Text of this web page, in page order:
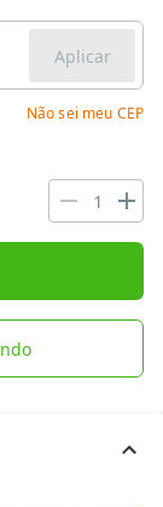
Aplicar
Não sei meu CEP